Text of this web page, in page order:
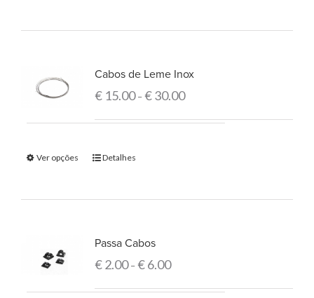
Cabos de Leme Inox
€15.00–€30.00
Ver opções Detalhes
Passa Cabos
€2.00–€6.00